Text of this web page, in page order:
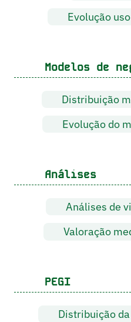
Evolução
Modelos de
Distribuição
Evolução do
Análises
Análises de
Valoração
PEGI
Distribuição